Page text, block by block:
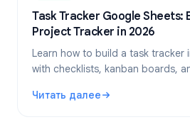
Task Tracker Google Sheets:
Project Tracker in 2026
Learn how to build a task tracker
with checklists, kanban boards,
Читать далее
: Task Tracker Google Sheets: